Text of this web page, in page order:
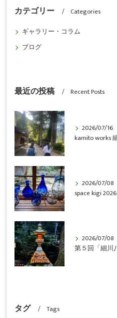
カテゴリー
Categories
ギャラリー・コラム
ブログ
最近の投稿 Recent Posts
2026/07/16
2026/07/08
space kigi
2026/07/08
タグ Tags